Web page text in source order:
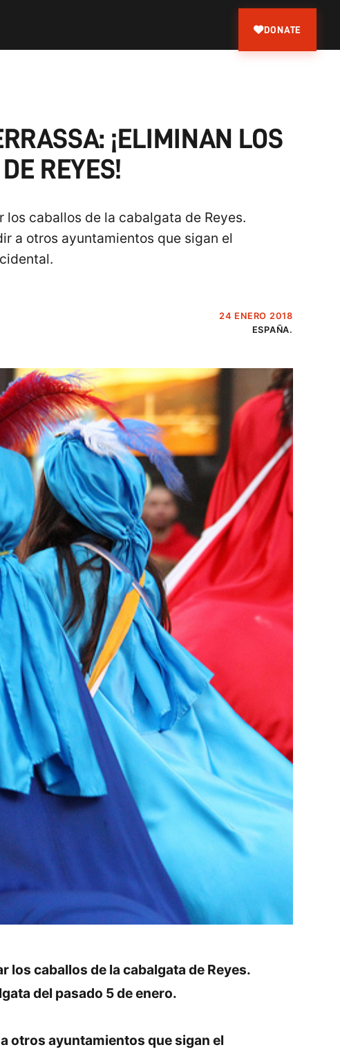
DONATE
¡ELIMINAN LOS
REYES!
los caballos de la cabalgata de Reyes.
a otros ayuntamientos que sigan el
24 ENERO 2018
ESPAÑA.
los caballos de la cabalgata de Reyes.
del pasado 5 de enero.
otros ayuntamientos que sigan el